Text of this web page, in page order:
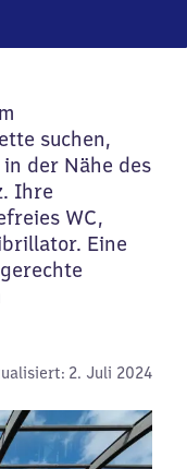
suchen,
der Nähe des
Ihre
WC,
Eine
2. Juli 2024